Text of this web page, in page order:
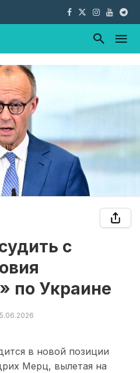
с
по Украине
в новой позиции
Мерц, вылетая на